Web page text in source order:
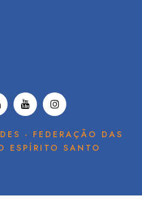
- FEDERAÇÃO DAS
ESPÍRITO SANTO